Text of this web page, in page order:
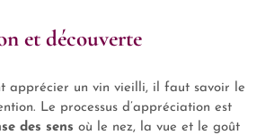
et découverte
apprécier un vin vieilli, il faut savoir le
Le processus d’appréciation est
des sens où le nez, la vue et le goût